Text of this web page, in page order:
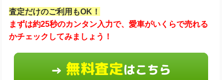
査定だけのご利用もOK！
まずは約25秒のカンタン入力で、愛車がいくらで売れる
かチェックしてみましょう！
→ 無料査定はこちら